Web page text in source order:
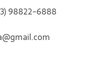
98822-6888